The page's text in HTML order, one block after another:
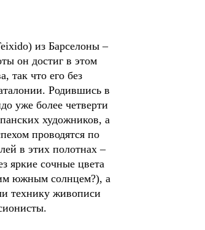
из Барселоны –
он достиг в этом
так что его без
Родившись в
уже более четверти
художников, а
проводятся по
в этих полотнах –
яркие сочные цвета
южным солнцем?), а
технику живописи